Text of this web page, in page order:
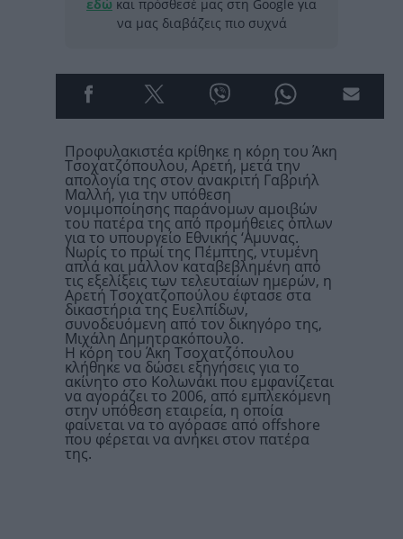
εδώ και πρόσθεσέ μας στη Google για
να μας διαβάζεις πιο συχνά
Προφυλακιστέα κρίθηκε η κόρη του Άκη
Τσοχατζόπουλου, Αρετή, μετά την
απολογία της στον ανακριτή Γαβριήλ
Μαλλή, για την υπόθεση
νομιμοποίησης παράνομων αμοιβών
του πατέρα της από προμήθειες όπλων
για το υπουργείο Εθνικής ‘Αμυνας.
Νωρίς το πρωί της Πέμπτης, ντυμένη
απλά και μάλλον καταβεβλημένη από
τις εξελίξεις των τελευταίων ημερών, η
Αρετή Τσοχατζοπούλου έφτασε στα
δικαστήρια της Ευελπίδων,
συνοδευόμενη από τον δικηγόρο της,
Μιχάλη Δημητρακόπουλο.
Η κόρη του Άκη Τσοχατζόπουλου
κλήθηκε να δώσει εξηγήσεις για το
ακίνητο στο Κολωνάκι που εμφανίζεται
να αγοράζει το 2006, από εμπλεκόμενη
στην υπόθεση εταιρεία, η οποία
φαίνεται να το αγόρασε από offshore
που φέρεται να ανήκει στον πατέρα
της.